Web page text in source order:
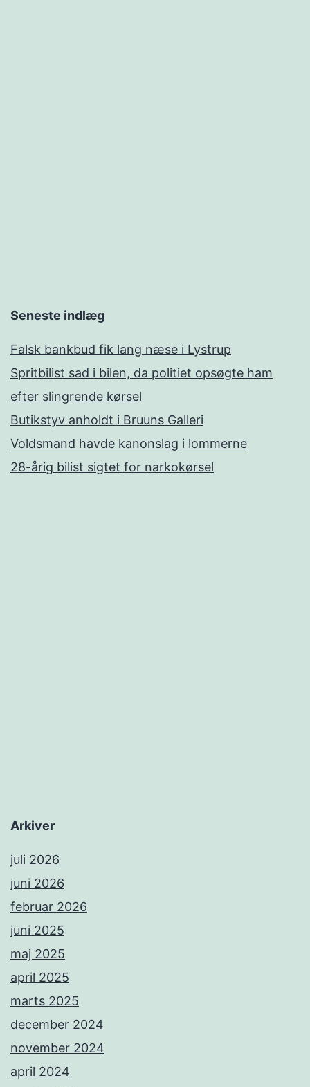
Seneste indlæg
Falsk bankbud fik lang næse i Lystrup
Spritbilist sad i bilen, da politiet opsøgte ham
efter slingrende kørsel
Butikstyv anholdt i Bruuns Galleri
Voldsmand havde kanonslag i lommerne
28-årig bilist sigtet for narkokørsel
Arkiver
juli 2026
juni 2026
februar 2026
juni 2025
maj 2025
april 2025
marts 2025
december 2024
november 2024
april 2024